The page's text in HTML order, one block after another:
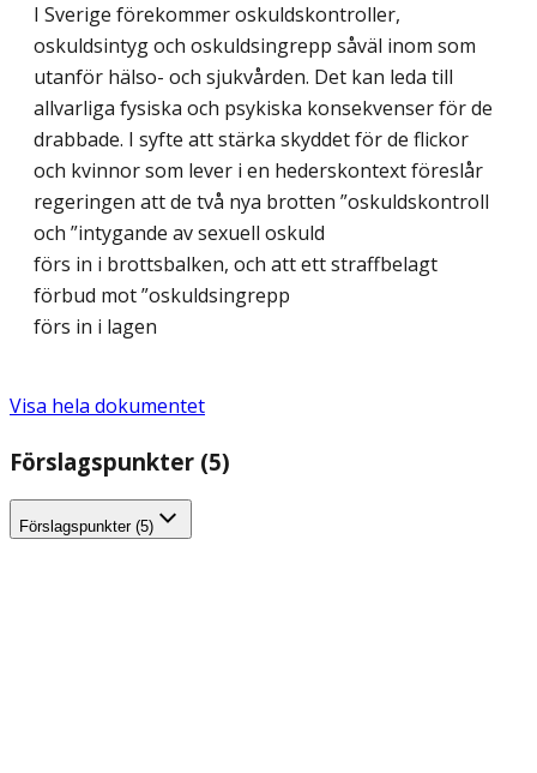
I Sverige förekommer oskuldskontroller,
oskuldsintyg och oskuldsingrepp såväl inom som
utanför hälso- och sjukvården. Det kan leda till
allvarliga fysiska och psykiska konsekvenser för de
drabbade. I syfte att stärka skyddet för de flickor
och kvinnor som lever i en hederskontext föreslår
regeringen att de två nya brotten ”oskuldskontroll
och ”intygande av sexuell oskuld
förs in i brottsbalken, och att ett straffbelagt
förbud mot ”oskuldsingrepp
förs in i lagen
Visa hela dokumentet
Förslagspunkter (5)
Förslagspunkter (5)